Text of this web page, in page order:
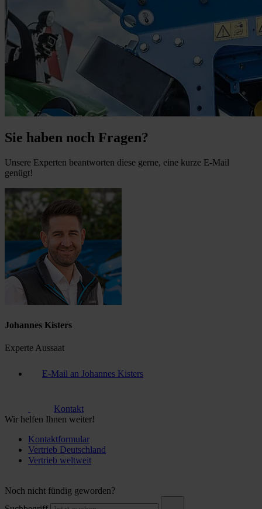
Sie haben noch Fragen?
Unsere Experten beantworten diese gerne, eine kurze E-Mail
genügt!
Johannes Kisters
Experte Aussaat
E-Mail an Johannes Kisters
Kontakt
Wir helfen Ihnen weiter!
Kontaktformular
Vertrieb Deutschland
Vertrieb weltweit
Noch nicht fündig geworden?